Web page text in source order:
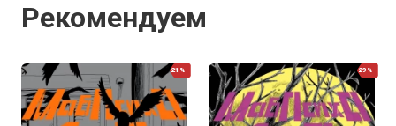
Рекомендуем
21% 29%